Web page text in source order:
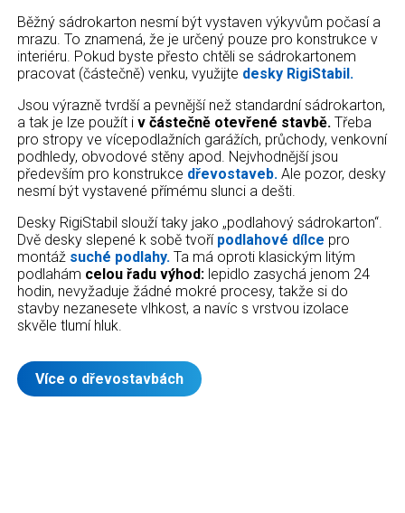
Běžný sádrokarton nesmí být vystaven výkyvům počasí a
mrazu. To znamená, že je určený pouze pro konstrukce v
interiéru. Pokud byste přesto chtěli se sádrokartonem
pracovat (částečně) venku, využijte desky RigiStabil.
Jsou výrazně tvrdší a pevnější než standardní sádrokarton,
a tak je lze použít i v částečně otevřené stavbě. Třeba
pro stropy ve vícepodlažních garážích, průchody, venkovní
podhledy, obvodové stěny apod. Nejvhodnější jsou
především pro konstrukce dřevostaveb. Ale pozor, desky
nesmí být vystavené přímému slunci a dešti.
Desky RigiStabil slouží taky jako „podlahový sádrokarton“.
Dvě desky slepené k sobě tvoří podlahové dílce pro
montáž suché podlahy. Ta má oproti klasickým litým
podlahám celou řadu výhod: lepidlo zasychá jenom 24
hodin, nevyžaduje žádné mokré procesy, takže si do
stavby nezanesete vlhkost, a navíc s vrstvou izolace
skvěle tlumí hluk.
Více o dřevostavbách